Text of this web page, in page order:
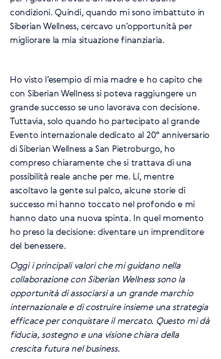
condizioni. Quindi, quando mi sono imbattuto in
Siberian Wellness, cercavo un’opportunità per
migliorare la mia situazione finanziaria.
Ho visto l’esempio di mia madre e ho capito che
con Siberian Wellness si poteva raggiungere un
grande successo se uno lavorava con decisione.
Tuttavia, solo quando ho partecipato al grande
Evento internazionale dedicato al 20° anniversario
di Siberian Wellness a San Pietroburgo, ho
compreso chiaramente che si trattava di una
possibilità reale anche per me. Lí, mentre
ascoltavo la gente sul palco, alcune storie di
successo mi hanno toccato nel profondo e mi
hanno dato una nuova spinta. In quel momento
ho preso la decisione: diventare un imprenditore
del benessere.
Oggi i principali valori che mi guidano nella
collaborazione con Siberian Wellness sono la
opportunità di associarsi a un grande marchio
internazionale e di costruire insieme una strategia
efficace per conquistare il mercato. Questo mi dà
fiducia, sostegno e una visione chiara della
crescita futura nel business.